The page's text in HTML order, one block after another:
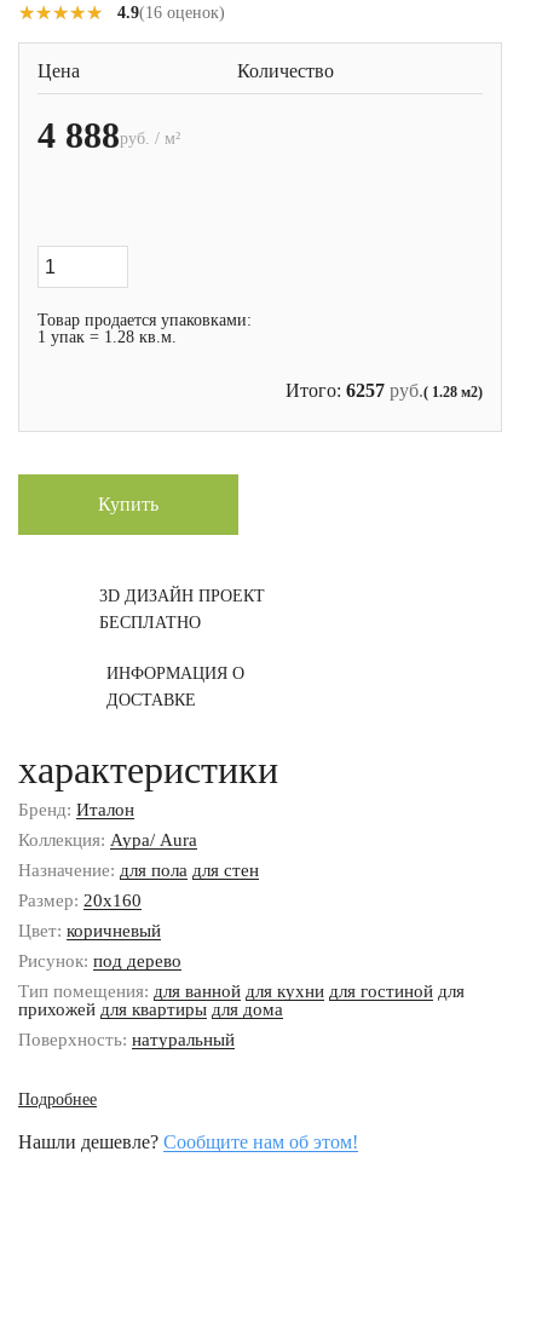
★★★★★
★★★★★ 4.9(16 оценок)
Цена Количество
4 888руб. / м²
Товар продается упаковками:
1 упак = 1.28 кв.м.
Итого: 6257 руб.( 1.28 м2)
Купить
3D ДИЗАЙН ПРОЕКТ
БЕСПЛАТНО
ИНФОРМАЦИЯ О
ДОСТАВКЕ
характеристики
Бренд: Италон
Коллекция: Аура/ Aura
Назначение: для пола для стен
Размер: 20x160
Цвет: коричневый
Рисунок: под дерево
Тип помещения: для ванной для кухни для гостиной для
прихожей для квартиры для дома
Поверхность: натуральный
Подробнее
Нашли дешевле? Сообщите нам об этом!